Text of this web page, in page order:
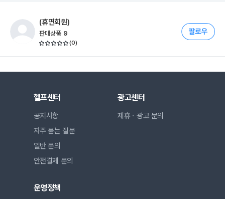
(휴면회원)
판매상품 9
(0)
헬프센터
공지사항
자주 묻는 질문
일반 문의
안전결제 문의
광고센터
제휴ㆍ광고 문의
운영정책